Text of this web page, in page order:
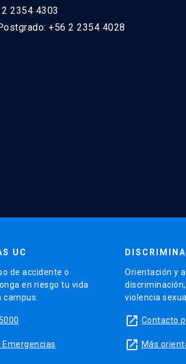
2354 4303
+56 2 2354 4028
UC
de accidente o
en riesgo tu vida
Emergencias
Orientación y
violencia sexual.
launch Contacto
launch Más